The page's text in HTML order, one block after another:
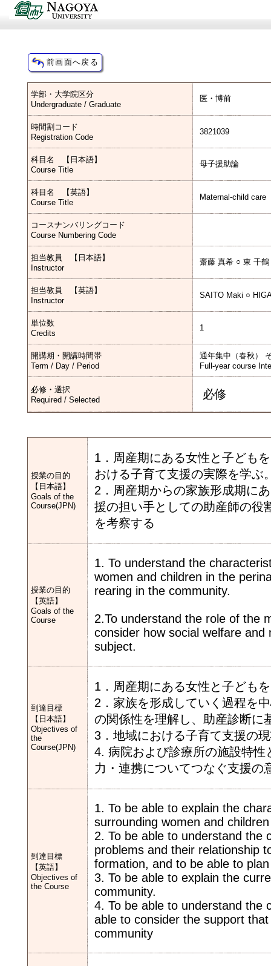
学部・大学院区分
Undergraduate / Graduate
医・博前
時間割コード
Registration Code
3821039
科目名 【日本語】
Course Title
母子援助論
科目名 【英語】
Course Title
Maternal-child care
コースナンバリングコード
Course Numbering Code
担当教員 【日本語】
Instructor
齋藤 真希 ○ 東 千
担当教員 【英語】
Instructor
SAITO Maki ○
単位数
Credits
1
開講期・開講時間帯
Term / Day / Period
通年集中（春秋）
Full-year course
必修・選択
Required / Selected
必修
授業の目的
【日本語】
Goals of the
Course(JPN)
1．周産期にある女性と子ども
おける子育て支援の実際を学ぶ
2．周産期からの家族形成期に
援の担い手としての助産師の役
を考察する
授業の目的
【英語】
Goals of the
Course
1. To understand the
women and children in the
rearing in the community.
2.To understand the role of the
consider how social welfare
subject.
到達目標
【日本語】
Objectives of
the
Course(JPN)
1．周産期にある女性と子ども
2．家族を形成していく過程を
の関係性を理解し、助産診断に
3．地域における子育て支援の
4. 病院および診療所の施設特
力・連携についてつなぐ支援の
到達目標
【英語】
Objectives of
the Course
1. To be able to explain the
surrounding women and
2. To be able to understand the
problems and their relationship
formation, and to be able to
3. To be able to explain the
community.
4. To be able to understand the
able to consider the support
community